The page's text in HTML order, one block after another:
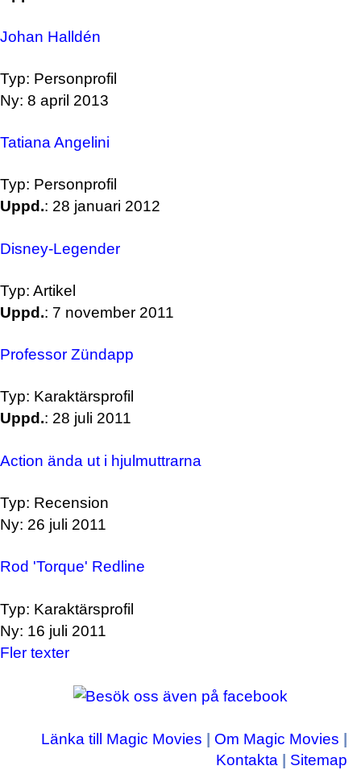
Johan Halldén
Typ: Personprofil
Ny: 8 april 2013
Tatiana Angelini
Typ: Personprofil
Uppd.: 28 januari 2012
Disney-Legender
Typ: Artikel
Uppd.: 7 november 2011
Professor Zündapp
Typ: Karaktärsprofil
Uppd.: 28 juli 2011
Action ända ut i hjulmuttrarna
Typ: Recension
Ny: 26 juli 2011
Rod 'Torque' Redline
Typ: Karaktärsprofil
Ny: 16 juli 2011
Fler texter
Länka till Magic Movies Om Magic Movies
Kontakta
Sitemap